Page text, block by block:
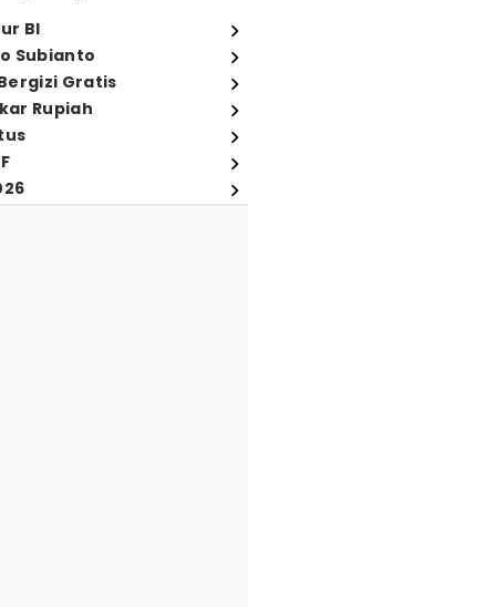
BI
Subianto
Gratis
Rupiah